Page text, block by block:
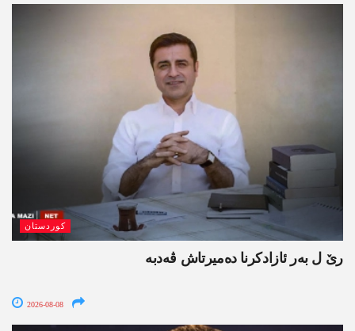
کوردستان
رێ ل بەر ئازادکرنا دەمیرتاش ڤەدبە
2026-08-08